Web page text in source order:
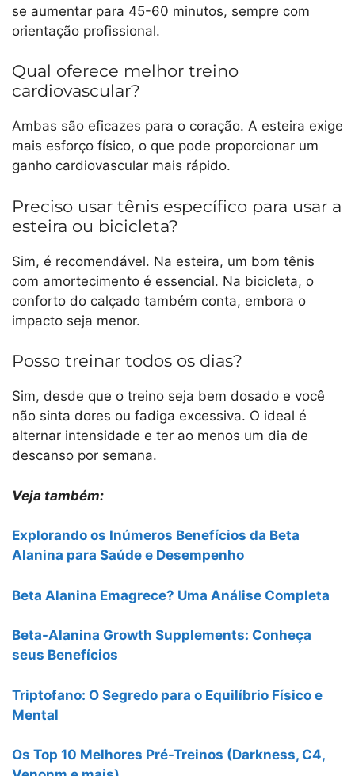
se aumentar para 45-60 minutos, sempre com
orientação profissional.
Qual oferece melhor treino
cardiovascular?
Ambas são eficazes para o coração. A esteira exige
mais esforço físico, o que pode proporcionar um
ganho cardiovascular mais rápido.
Preciso usar tênis específico para usar a
esteira ou bicicleta?
Sim, é recomendável. Na esteira, um bom tênis
com amortecimento é essencial. Na bicicleta, o
conforto do calçado também conta, embora o
impacto seja menor.
Posso treinar todos os dias?
Sim, desde que o treino seja bem dosado e você
não sinta dores ou fadiga excessiva. O ideal é
alternar intensidade e ter ao menos um dia de
descanso por semana.
Veja também:
Explorando os Inúmeros Benefícios da Beta
Alanina para Saúde e Desempenho
Beta Alanina Emagrece? Uma Análise Completa
Beta-Alanina Growth Supplements: Conheça
seus Benefícios
Triptofano: O Segredo para o Equilíbrio Físico e
Mental
Os Top 10 Melhores Pré-Treinos (Darkness, C4,